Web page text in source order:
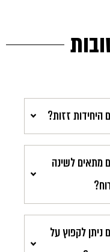
היחידות זזות?
מתאים לשינה
ניתן לקפוץ על